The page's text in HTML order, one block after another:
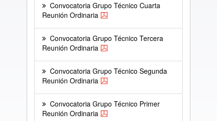
Convocatoria Grupo Técnico Cuarta
Reunión Ordinaria
Convocatoria Grupo Técnico Tercera
Reunión Ordinaria
Convocatoria Grupo Técnico Segunda
Reunión Ordinaria
Convocatoria Grupo Técnico Primer
Reunión Ordinaria